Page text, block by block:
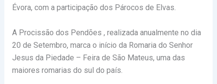
Évora, com a participação dos Párocos de Elvas.
A Procissão dos Pendões , realizada anualmente no dia
20 de Setembro, marca o início da Romaria do Senhor
Jesus da Piedade – Feira de São Mateus, uma das
maiores romarias do sul do país.